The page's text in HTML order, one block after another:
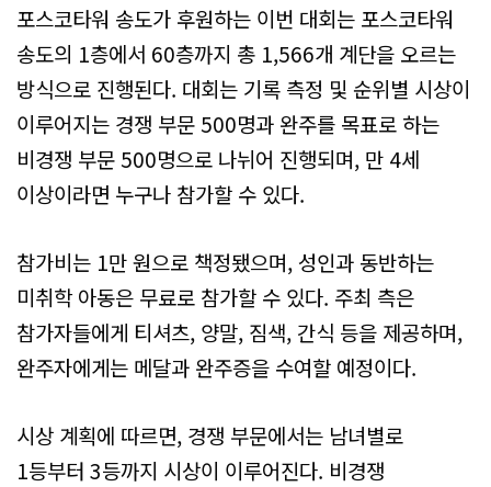
포스코타워 송도가 후원하는 이번 대회는 포스코타워
송도의 1층에서 60층까지 총 1,566개 계단을 오르는
방식으로 진행된다. 대회는 기록 측정 및 순위별 시상이
이루어지는 경쟁 부문 500명과 완주를 목표로 하는
비경쟁 부문 500명으로 나뉘어 진행되며, 만 4세
이상이라면 누구나 참가할 수 있다.
참가비는 1만 원으로 책정됐으며, 성인과 동반하는
미취학 아동은 무료로 참가할 수 있다. 주최 측은
참가자들에게 티셔츠, 양말, 짐색, 간식 등을 제공하며,
완주자에게는 메달과 완주증을 수여할 예정이다.
시상 계획에 따르면, 경쟁 부문에서는 남녀별로
1등부터 3등까지 시상이 이루어진다. 비경쟁